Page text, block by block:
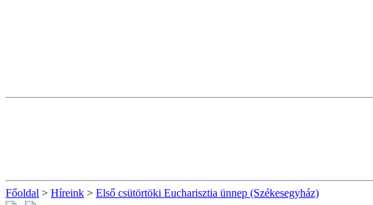
Főoldal > Híreink > Első csütörtöki Eucharisztia ünnep (Székesegyház)